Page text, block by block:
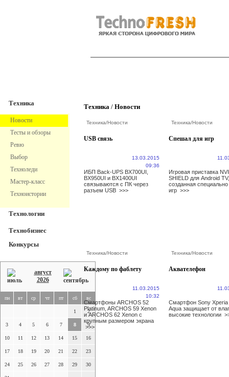
Техника
Новости
Тесты и обзоры
Ревю
Выбор
Техноледи
Мастер-класс
Техноистории
Технологии
Технобизнес
Конкурсы
август
2026
пн вт ср чт пт сб вс
1 2
3 4 5 6 7 8 9
10 11 12 13 14 15 16
17 18 19 20 21 22 23
24 25 26 27 28 29 30
Техника / Новости
Техника/Новости
USB связь
13.03.2015
09:36
ИБП Back-UPS BX700UI,
BX950UI и BX1400UI
связываются с ПК через
разъем USB >>>
Техника/Новости
Спешал для игр
Игровая приставка
SHIELD для Android TV,
созданная
игр >>>
Техника/Новости
Каждому по фаблету
11.03.2015
10:32
Смартфоны ARCHOS 52
Platinum, ARCHOS 59 Xenon
и ARCHOS 62 Xenon с
крупным размером экрана
>>>
Техника/Новости
Аквателефон
Смартфон Sony Xperia
Aqua защищает от
высокие технологии